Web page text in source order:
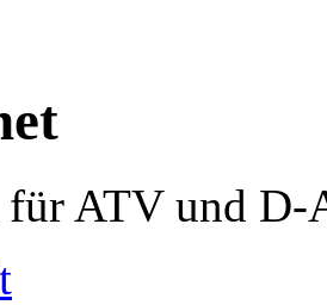
für ATV und D-